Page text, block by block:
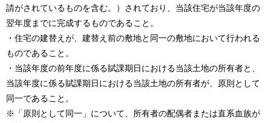
請がされているものを含む。）されており、当該住宅が当該年度の
翌年度までに完成するものであること。
・住宅の建替えが、建替え前の敷地と同一の敷地において行われる
ものであること。
・当該年度の前年度に係る賦課期日における当該土地の所有者と、
当該年度に係る賦課期日における当該土地の所有者が、原則として
同一であること。
※「原則として同一」について、所有者の配偶者または直系血族が